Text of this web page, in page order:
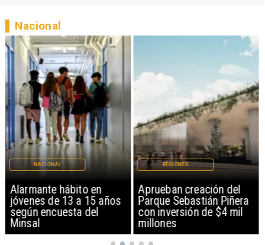
Alarmante hábito en
jóvenes de 13 a 15 años
según encuesta del
Minsal
NACIONAL
Aprueban creación del
Parque Sebastián Piñera
con inversión de $4 mil
millones
REGIONES
Nacional